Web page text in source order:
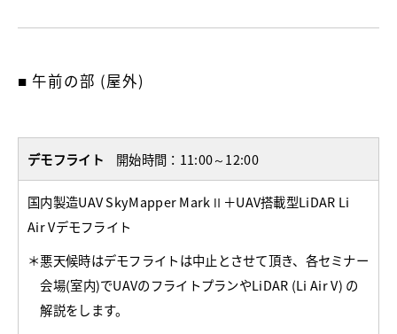
■ 午前の部 (屋外)
デモフライト 開始時間：11:00～12:00
国内製造UAV SkyMapper MarkⅡ＋UAV搭載型LiDAR Li
Air Vデモフライト
＊悪天候時はデモフライトは中止とさせて頂き、各セミナー
会場(室内)でUAVのフライトプランやLiDAR (Li Air V) の
解説をします。